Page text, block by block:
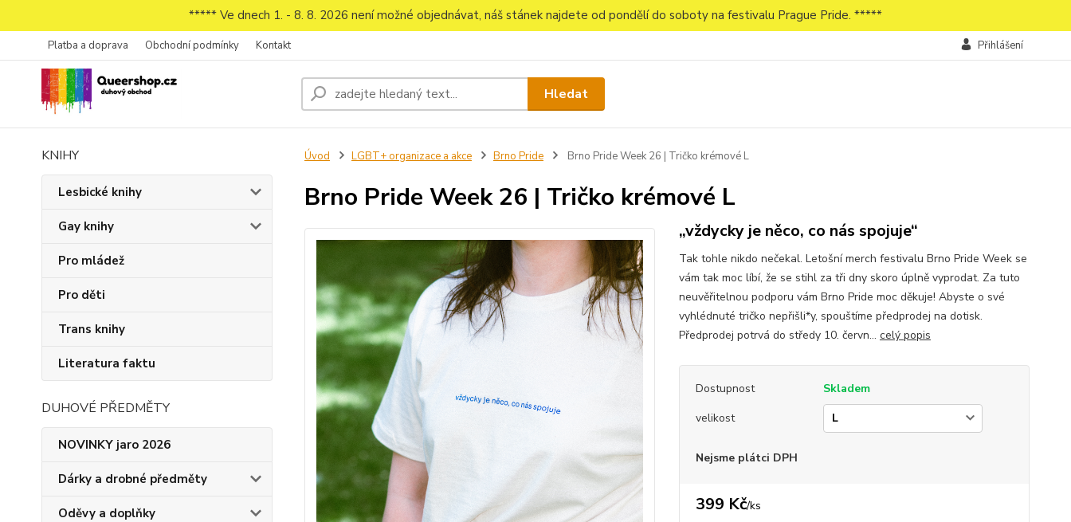
***** Ve dnech 1. - 8. 8. 2026 není možné objednávat, náš stánek najdete od pondělí do soboty na festivalu Prague Pride. *****
Platba a doprava Obchodní podmínky Kontakt Přihlášení
Hledat
KNIHY
Lesbické knihy
Gay knihy
Pro mládež
Pro děti
Trans knihy
Literatura faktu
DUHOVÉ PŘEDMĚTY
NOVINKY jaro 2026
Dárky a drobné předměty
Oděvy a doplňky
Úvod LGBT+ organizace a akce Brno Pride Brno Pride Week 26 | Tričko krémové L
Brno Pride Week 26 | Tričko krémové L
„vždycky je něco, co nás spojuje“
Tak tohle nikdo nečekal. Letošní merch festivalu Brno Pride Week se
vám tak moc líbí, že se stihl za tři dny skoro úplně vyprodat. Za tuto
neuvěřitelnou podporu vám Brno Pride moc děkuje! Abyste o své
vyhlédnuté tričko nepřišli*y, spouštíme předprodej na dotisk.
Předprodej potrvá do středy 10. červn... celý popis
Dostupnost
Skladem
velikost
Nejsme plátci DPH
399 Kč/ks